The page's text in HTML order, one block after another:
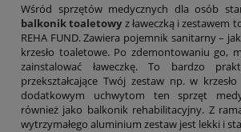
Wśród sprzętów medycznych dla osób
balkonik toaletowy z ławeczką i zestawem
REHA FUND. Zawiera pojemnik sanitarny –
krzesło toaletowe. Po zdemontowaniu go,
zainstalować ławeczkę. To bardzo
przekształcające Twój zestaw np. w
dodatkowym uchwytom ten sprzęt
również jako balkonik rehabilitacyjny. Z
wytrzymałego aluminium zestaw jest lekki i